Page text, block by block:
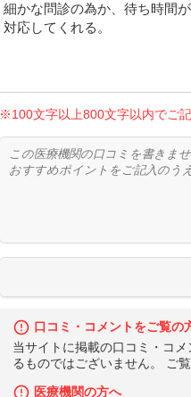
細かな問診の為か、待ち時間
対応してくれる。
※100文字以上800文字以内でご
口コミ・コメントをご覧の
当サイトに掲載の口コミ・コ
るものではございません。 ご
医療機関の方へ